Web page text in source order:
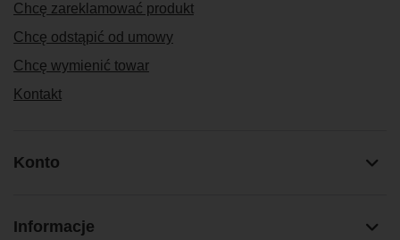
Chcę zareklamować produkt
Chcę odstąpić od umowy
Chcę wymienić towar
Kontakt
Konto
Informacje